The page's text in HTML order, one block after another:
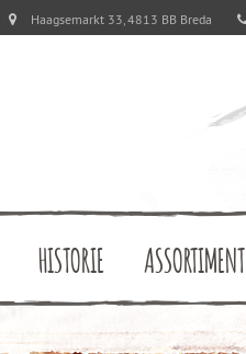
Haagsemarkt 33, 4813 BB Breda
HISTORIE ASSORTIMENT